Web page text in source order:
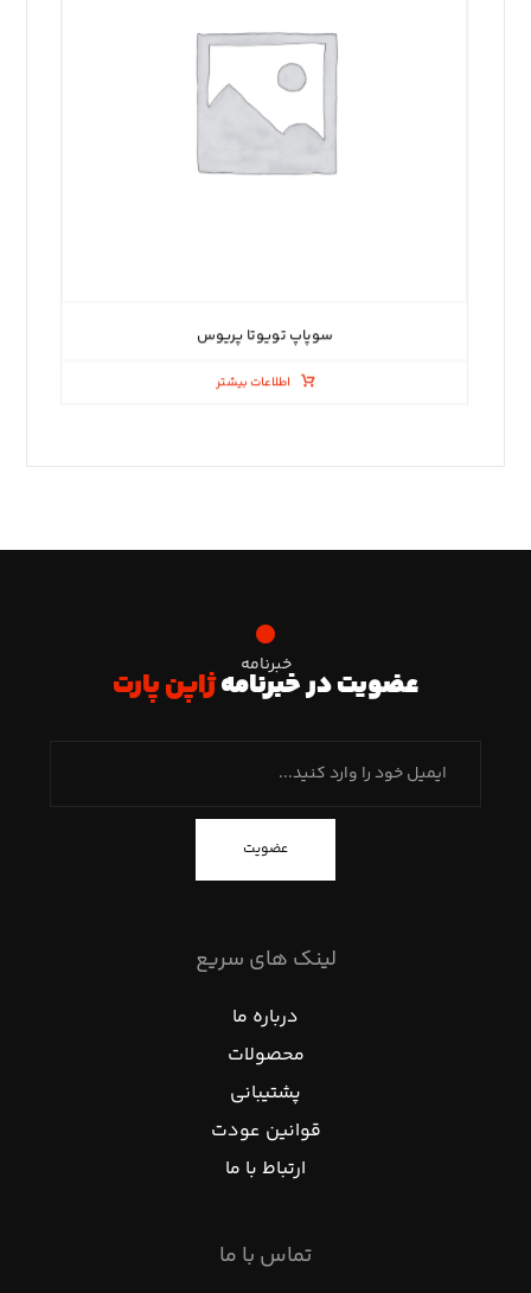
سوپاپ تویوتا پریوس
اطلاعات بیشتر
خبرنامه
عضویت در خبرنامهژاپن پارت
عضویت
لینک های سریع
درباره ما
محصولات
پشتیبانی
قوانین عودت
ارتباط با ما
تماس با ما